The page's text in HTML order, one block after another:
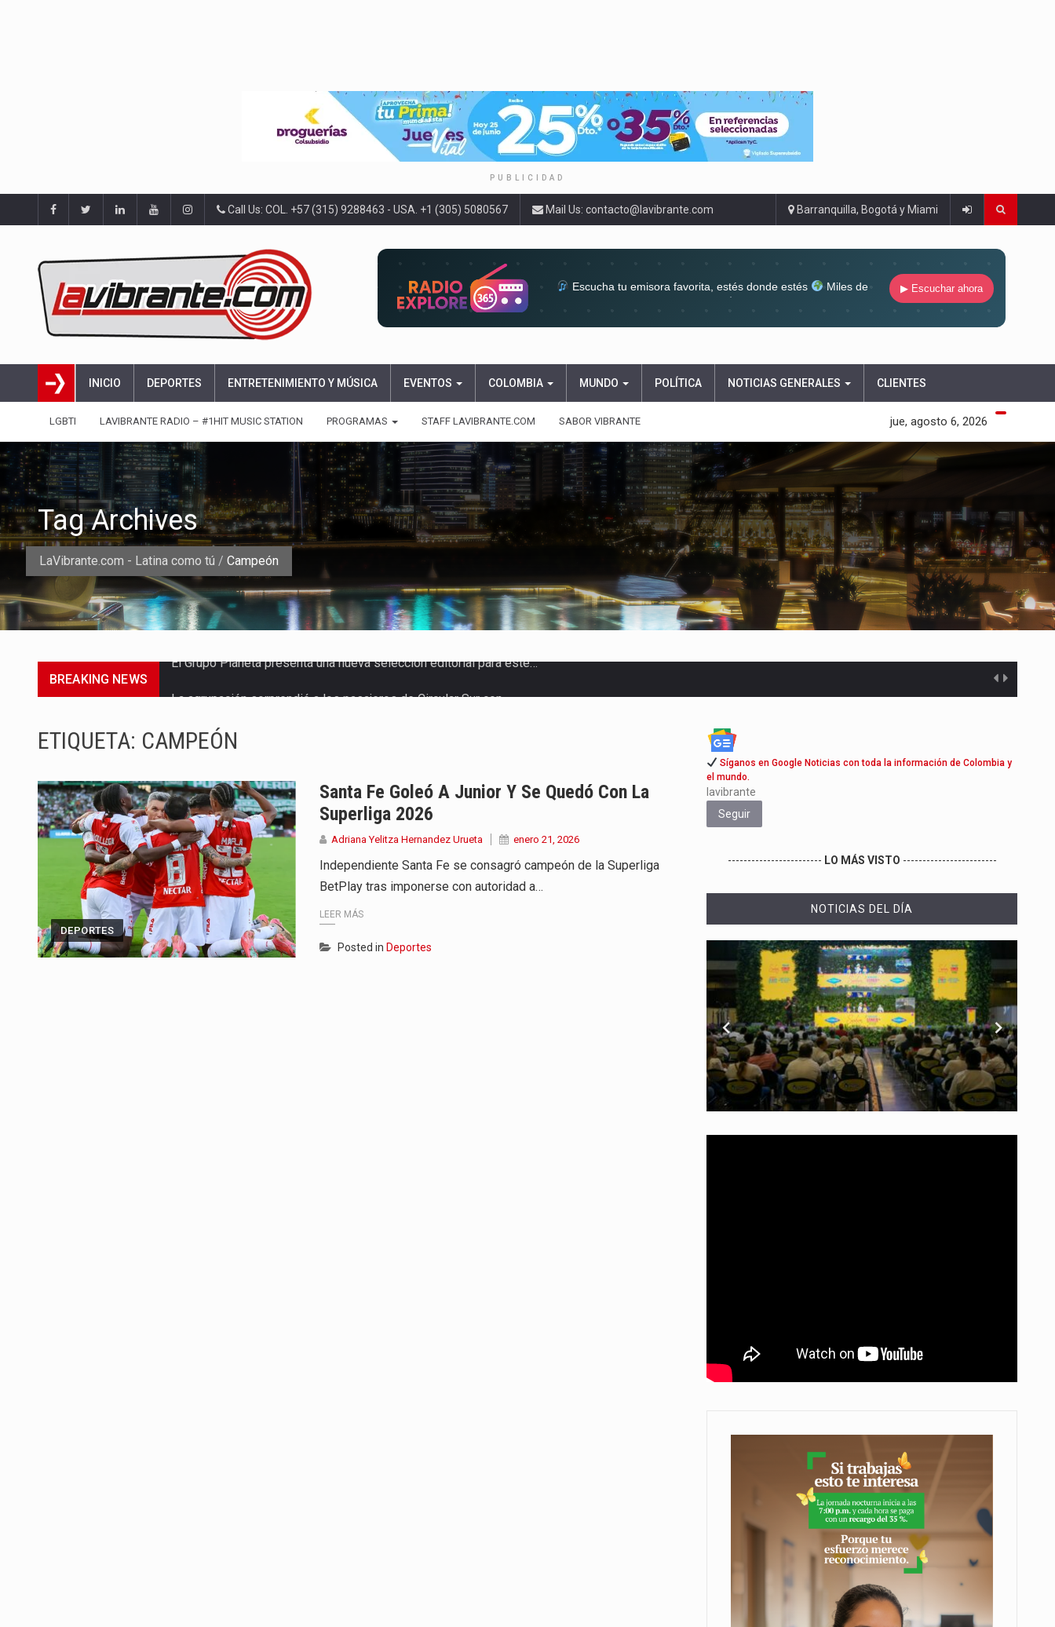
PUBLICIDAD
Call Us: COL. +57 (315) 9288463 - USA. +1 (305) 5080567 Mail Us: contacto@lavibrante.com Barranquilla, Bogotá y Miami
Escucha tu emisora favorita, estés donde estés
Miles de
▶ Escuchar ahora
INICIO DEPORTES ENTRETENIMIENTO Y MÚSICA EVENTOS COLOMBIA MUNDO POLÍTICA NOTICIAS GENERALES CLIENTES
LGBTI LAVIBRANTE RADIO – #1HIT MUSIC STATION PROGRAMAS STAFF LAVIBRANTE.COM SABOR VIBRANTE jue, agosto 6, 2026
LaVibrante.com - Latina como tú / Campeón
Tag Archives
BREAKING NEWS
Barranquilla ya tiene todo listo para recibir una nueva edición…
La Red Pro, integrada por 14 organizaciones que trabajan por…
El dúo bogotano presenta una nueva versión de su segundo…
La colaboración, inspirada en Cien años de soledad de Gabriel…
La comedia romántica escrita y dirigida por Dago García cuenta…
La poeta, cantante, compositora y actriz presenta una nueva edición…
ETIQUETA: CAMPEÓN
DEPORTES
Santa Fe Goleó A Junior Y Se Quedó Con La
Superliga 2026
Adriana Yelitza Hernandez Urueta enero 21, 2026
Independiente Santa Fe se consagró campeón de la Superliga
BetPlay tras imponerse con autoridad a…
LEER MÁS
Posted in Deportes
Síganos en Google Noticias con toda la información de Colombia y
el mundo.
lavibrante
Seguir
------------------------ LO MÁS VISTO ------------------------
NOTICIAS DEL DÍA